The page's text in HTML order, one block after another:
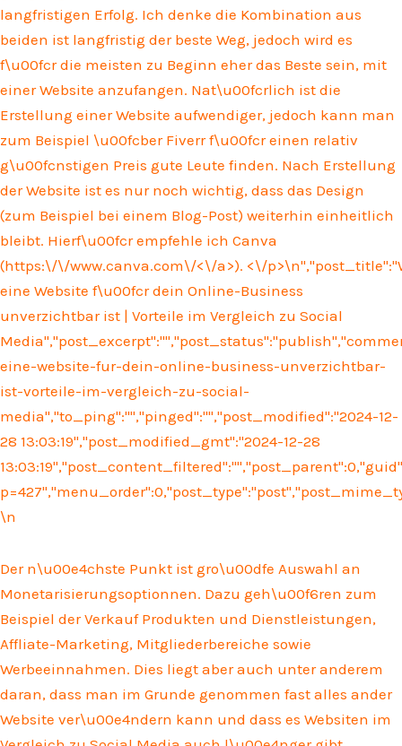
langfristigen Erfolg. Ich denke die Kombination aus
beiden ist langfristig der beste Weg, jedoch wird es
f\u00fcr die meisten zu Beginn eher das Beste sein, mit
einer Website anzufangen. Nat\u00fcrlich ist die
Erstellung einer Website aufwendiger, jedoch kann man
zum Beispiel \u00fcber Fiverr f\u00fcr einen relativ
g\u00fcnstigen Preis gute Leute finden. Nach Erstellung
der Website ist es nur noch wichtig, dass das Design
(zum Beispiel bei einem Blog-Post) weiterhin einheitlich
bleibt. Hierf\u00fcr empfehle ich Canva
(https:\/\/www.canva.com\/<\/a>). <\/p>\n
eine Website f\u00fcr dein Online-Business
unverzichtbar ist | Vorteile im Vergleich zu Social
eine-website-fur-dein-online-business-unverzichtbar-
ist-vorteile-im-vergleich-zu-social-
media","to_ping":"","pinged":"","post_modified":"2024-12-
28 13:03:19","post_modified_gmt":"2024-12-28
\n
Der n\u00e4chste Punkt ist gro\u00dfe Auswahl an
Monetarisierungsoptionnen. Dazu geh\u00f6ren zum
Beispiel der Verkauf Produkten und Dienstleistungen,
Affliate-Marketing, Mitgliederbereiche sowie
Werbeeinnahmen. Dies liegt aber auch unter anderem
daran, dass man im Grunde genommen fast alles ander
Website ver\u00e4ndern kann und dass es Websiten im